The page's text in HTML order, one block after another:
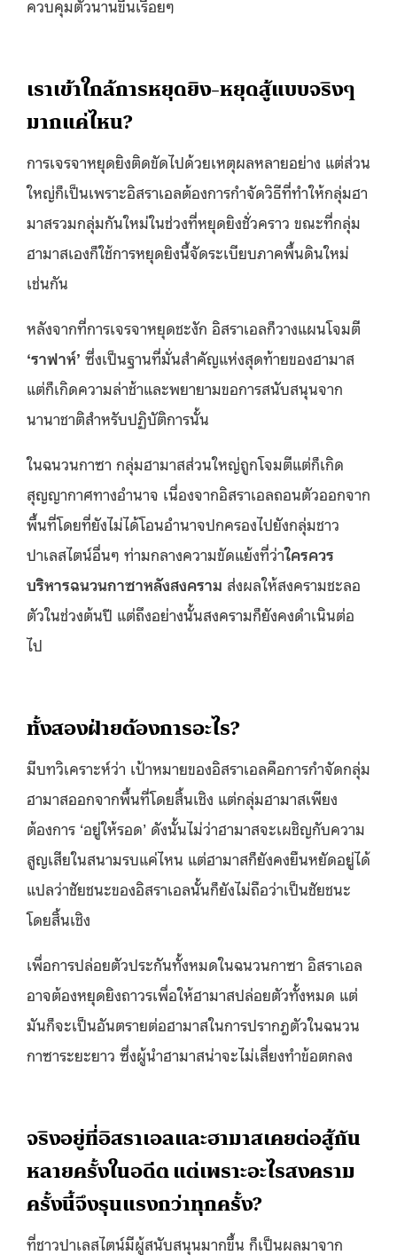
ควบคุมตัวนานขึ้นเรื่อยๆ
เราเข้าใกล้การหยุดยิง-หยุดสู้แบบจริงๆ
มากแค่ไหน?
การเจรจาหยุดยิงติดขัดไปด้วยเหตุผลหลายอย่าง แต่ส่วน
ใหญ่ก็เป็นเพราะอิสราเอลต้องการกำจัดวิธีที่ทำให้กลุ่มฮา
มาสรวมกลุ่มกันใหม่ในช่วงที่หยุดยิงชั่วคราว ขณะที่กลุ่ม
ฮามาสเองก็ใช้การหยุดยิงนี้จัดระเบียบภาคพื้นดินใหม่
เช่นกัน
หลังจากที่การเจรจาหยุดชะงัก อิสราเอลก็วางแผนโจมตี
‘ราฟาห์’ ซึ่งเป็นฐานที่มั่นสำคัญแห่งสุดท้ายของฮามาส
แต่ก็เกิดความล่าช้าและพยายามขอการสนับสนุนจาก
นานาชาติสำหรับปฏิบัติการนั้น
ในฉนวนกาซา กลุ่มฮามาสส่วนใหญ่ถูกโจมตีแต่ก็เกิด
สุญญากาศทางอำนาจ เนื่องจากอิสราเอลถอนตัวออกจาก
พื้นที่โดยที่ยังไม่ได้โอนอำนาจปกครองไปยังกลุ่มชาว
ปาเลสไตน์อื่นๆ ท่ามกลางความขัดแย้งที่ว่าใครควร
บริหารฉนวนกาซาหลังสงคราม ส่งผลให้สงครามชะลอ
ตัวในช่วงต้นปี แต่ถึงอย่างนั้นสงครามก็ยังคงดำเนินต่อ
ไป
ทั้งสองฝ่ายต้องการอะไร?
มีบทวิเคราะห์ว่า เป้าหมายของอิสราเอลคือการกำจัดกลุ่ม
ฮามาสออกจากพื้นที่โดยสิ้นเชิง แต่กลุ่มฮามาสเพียง
ต้องการ ‘อยู่ให้รอด’ ดังนั้นไม่ว่าฮามาสจะเผชิญกับความ
สูญเสียในสนามรบแค่ไหน แต่ฮามาสก็ยังคงยืนหยัดอยู่ได้
แปลว่าชัยชนะของอิสราเอลนั้นก็ยังไม่ถือว่าเป็นชัยชนะ
โดยสิ้นเชิง
เพื่อการปล่อยตัวประกันทั้งหมดในฉนวนกาซา อิสราเอล
อาจต้องหยุดยิงถาวรเพื่อให้ฮามาสปล่อยตัวทั้งหมด แต่
มันก็จะเป็นอันตรายต่อฮามาสในการปรากฎตัวในฉนวน
กาซาระยะยาว ซึ่งผู้นำฮามาสน่าจะไม่เสี่ยงทำข้อตกลง
จริงอยู่ที่อิสราเอลและฮามาสเคยต่อสู้กัน
หลายครั้งในอดีต แต่เพราะอะไรสงคราม
ครั้งนี้จึงรุนแรงกว่าทุกครั้ง?
ที่ชาวปาเลสไตน์มีผู้สนับสนุนมากขึ้น ก็เป็นผลมาจาก